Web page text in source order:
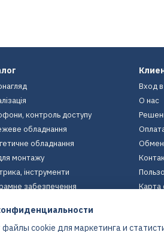
контроль доступу
обладнання
обладнання
монтажу
інструменти
забезпечення
обладнання
Вход
О нас
Обмен
Карта
cookie для маркетинга и